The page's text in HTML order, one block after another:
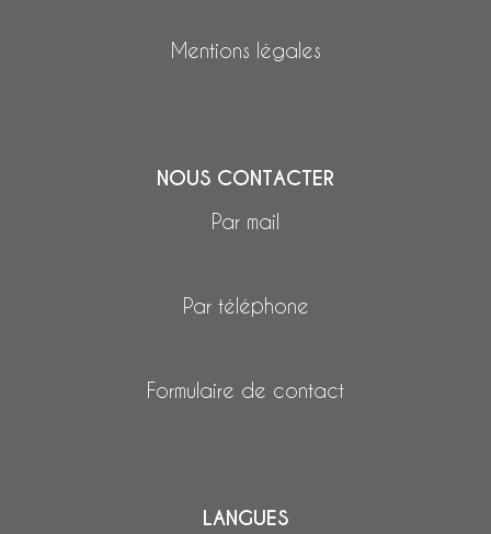
Mentions légales
NOUS CONTACTER
Par mail
Par téléphone
Formulaire de contact
LANGUES